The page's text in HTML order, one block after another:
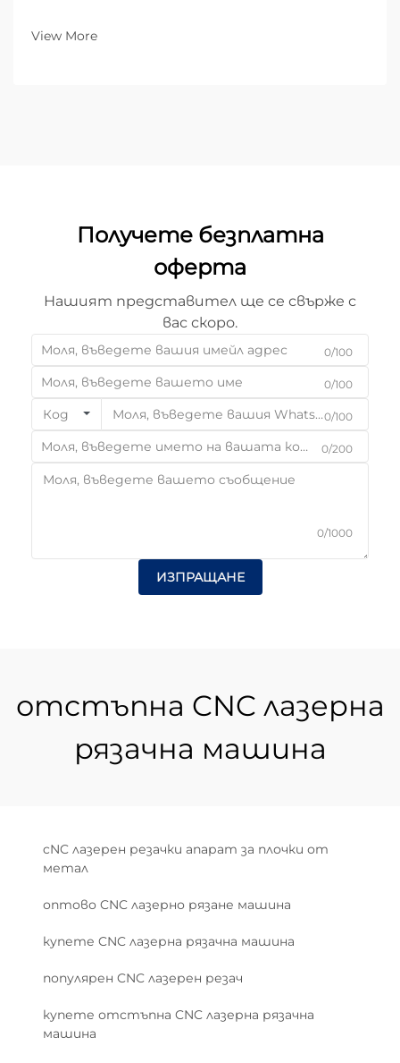
предприятия, ангажирани с метална
View More
Получете безплатна
оферта
Нашият представител ще се свърже с
вас скоро.
0/100
0/100
Код 0/100
0/200
0/1000
ИЗПРАЩАНЕ
отстъпна CNC лазерна
рязачна машина
cNC лазерен резачки апарат за плочки от
метал
оптово CNC лазерно рязане машина
купете CNC лазерна рязачна машина
популярен CNC лазерен резач
купете отстъпна CNC лазерна рязачна
машина